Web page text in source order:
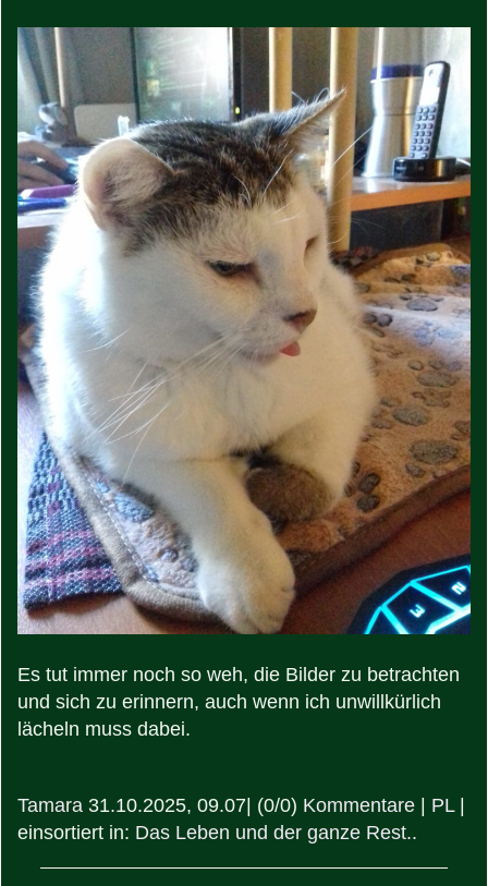
Es tut immer noch so weh, die Bilder zu betrachten
und sich zu erinnern, auch wenn ich unwillkürlich
lächeln muss dabei.
Tamara 31.10.2025, 09.07 (0/0) Kommentare PL|
einsortiert in: Das Leben und der ganze Rest..